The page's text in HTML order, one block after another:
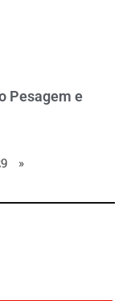
Pesagem e
»